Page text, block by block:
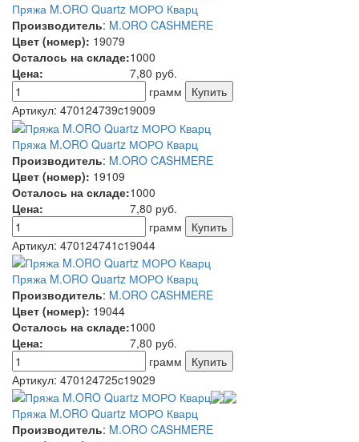
Пряжа M.ORO Quartz МОРО Кварц
Производитель: M.ORO CASHMERE
Цвет (номер): 19079
Осталось на складе:1000
Цена:
7,80 руб.
грамм
Артикул: 470124739c19009
Пряжа M.ORO Quartz МОРО Кварц
Производитель: M.ORO CASHMERE
Цвет (номер): 19109
Осталось на складе:1000
Цена:
7,80 руб.
грамм
Артикул: 470124741c19044
Пряжа M.ORO Quartz МОРО Кварц
Производитель: M.ORO CASHMERE
Цвет (номер): 19044
Осталось на складе:1000
Цена:
7,80 руб.
грамм
Артикул: 470124725c19029
Пряжа M.ORO Quartz МОРО Кварц
Производитель: M.ORO CASHMERE